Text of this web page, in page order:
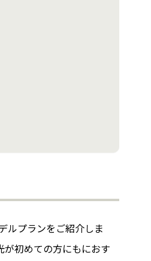
ルプランをご紹介しま
が初めての方にもにおす